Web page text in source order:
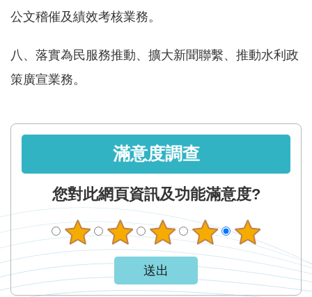
關
本
署
站
首
意
見
公文稽催及績效考核業務。
八、落實為民服務推動、擴大新聞聯繫、推動水利政
策廣宣業務。
滿意度調查
您對此網頁資訊及功能滿意度?